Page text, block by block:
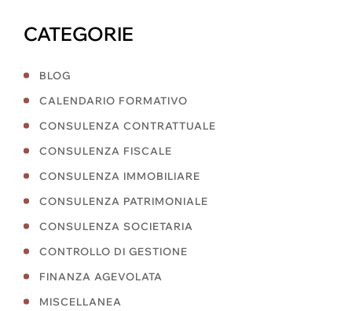
CATEGORIE
BLOG
CALENDARIO FORMATIVO
CONSULENZA CONTRATTUALE
CONSULENZA FISCALE
CONSULENZA IMMOBILIARE
CONSULENZA PATRIMONIALE
CONSULENZA SOCIETARIA
CONTROLLO DI GESTIONE
FINANZA AGEVOLATA
MISCELLANEA